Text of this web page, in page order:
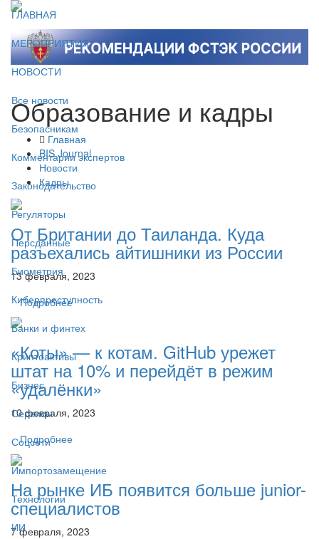
ГЛАВНАЯ
МЕРОПРИЯТИЯ
НОВОСТИ
Все новости
Безопасникам
Комментарии экспертов
Законодательство
Регуляторы
Персданные
Биометрия
Киберпреступность
Банки и финтех
Криптоактивы
Бизнес
Сервисы
Соцсети
Импортозамещение
Технологии
ИИ
Образование и кадры
Главная
BIS Journal
Новости
Кадры
От Британии до Таиланда. Куда
разъехались айтишники из России
13 февраля, 2023
Подробнее
«Коты» — к котам. GitHub урежет
штат на 10% и перейдёт в режим
«удалёнки»
10 февраля, 2023
Подробнее
На рынке ИБ появится больше junior-
специалистов
7 февраля, 2023